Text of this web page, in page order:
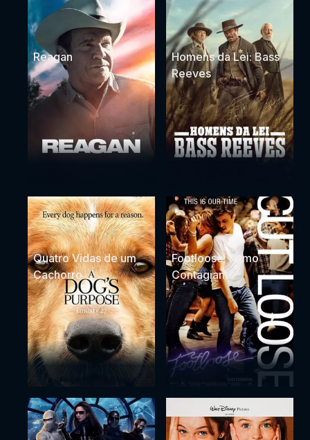
Reagan
Homens da Lei: Bass
Reeves
Quatro Vidas de um
Cachorro
Footloose: Ritmo
Contagiante